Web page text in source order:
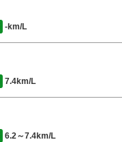
-km/L
7.4km/L
6.2～7.4km/L